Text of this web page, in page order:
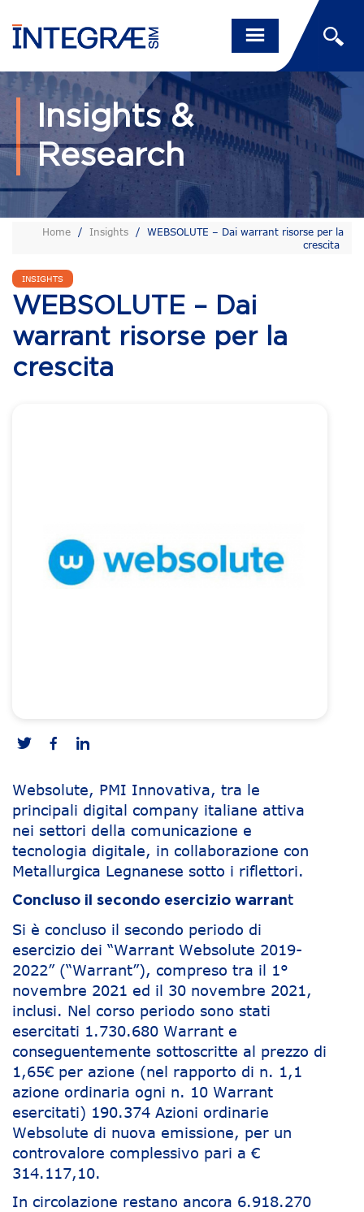
Insights &
Research
Home / Insights /
WEBSOLUTE – Dai warrant risorse per la
crescita
INSIGHTS
WEBSOLUTE – Dai
warrant risorse per la
crescita
Websolute, PMI Innovativa, tra le
principali digital company italiane attiva
nei settori della comunicazione e
tecnologia digitale, in collaborazione con
Metallurgica Legnanese sotto i riflettori.
Concluso il secondo esercizio warrant
Si è concluso il secondo periodo di
esercizio dei “Warrant Websolute 2019-
2022” (“Warrant”), compreso tra il 1°
novembre 2021 ed il 30 novembre 2021,
inclusi. Nel corso periodo sono stati
esercitati 1.730.680 Warrant e
conseguentemente sottoscritte al prezzo di
1,65€ per azione (nel rapporto di n. 1,1
azione ordinaria ogni n. 10 Warrant
esercitati) 190.374 Azioni ordinarie
Websolute di nuova emissione, per un
controvalore complessivo pari a €
314.117,10.
In circolazione restano ancora 6.918.270